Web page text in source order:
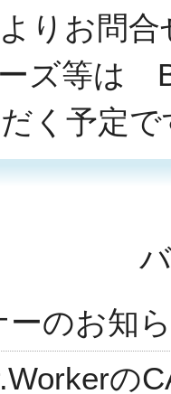
よりお問
ズ等は
く予定で
ーのお知
の